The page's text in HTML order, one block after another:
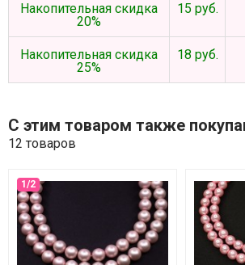
Накопительная скидка
20%
15 руб.
Накопительная скидка
25%
18 руб.
С этим товаром также
12 товаров